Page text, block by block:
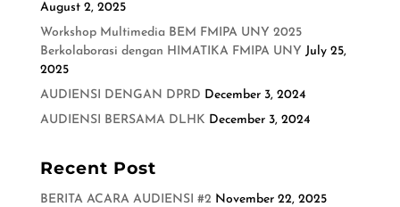
August 2, 2025
Workshop Multimedia BEM FMIPA UNY 2025
Berkolaborasi dengan HIMATIKA FMIPA UNY July 25,
2025
AUDIENSI DENGAN DPRD December 3, 2024
AUDIENSI BERSAMA DLHK December 3, 2024
Recent Post
BERITA ACARA AUDIENSI #2 November 22, 2025